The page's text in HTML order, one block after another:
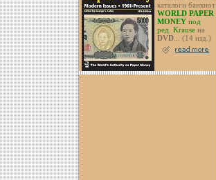
каталоги банкнот
WORLD PAPER
MONEYпод
ред. Krauseна
DVD... (14 изд.)